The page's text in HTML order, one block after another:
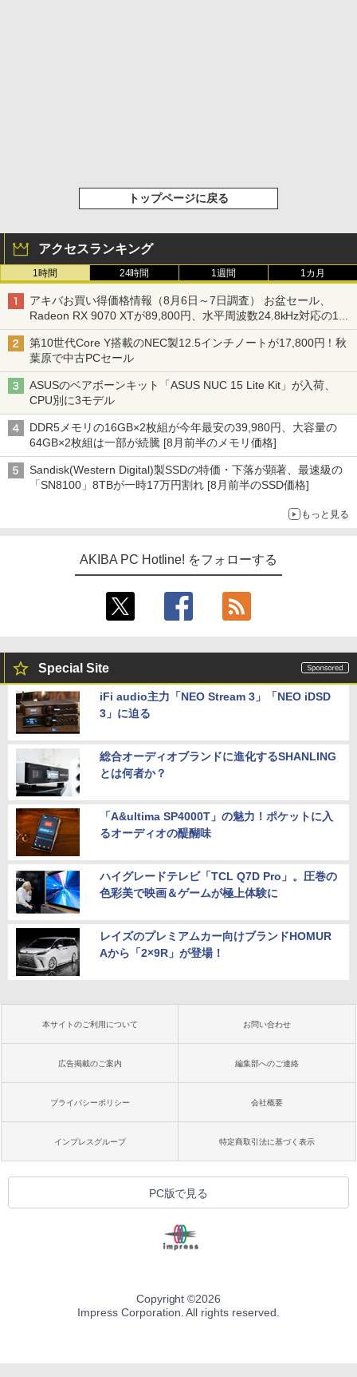
トップページに戻る
アクセスランキング
1時間 24時間 1週間 1カ月
アキバお買い得価格情報（8月6日～7日調査） お盆セール、
Radeon RX 9070 XTが89,800円、水平周波数24.8kHz対応の17
型モニターが9,801円、暑さ指数連動セール ほか
第10世代Core Y搭載のNEC製12.5インチノートが17,800円！秋
葉原で中古PCセール
ASUSのベアボーンキット「ASUS NUC 15 Lite Kit」が入荷、
CPU別に3モデル
DDR5メモリの16GB×2枚組が今年最安の39,980円、大容量の
64GB×2枚組は一部が続騰 [8月前半のメモリ価格]
Sandisk(Western Digital)製SSDの特価・下落が顕著、最速級の
「SN8100」8TBが一時17万円割れ [8月前半のSSD価格]
もっと見る
AKIBA PC Hotline! をフォローする
Special Site
iFi audio主力「NEO Stream 3」「NEO iDSD
3」に迫る
総合オーディオブランドに進化するSHANLING
とは何者か？
「A&ultima SP4000T」の魅力！ポケットに入
るオーディオの醍醐味
ハイグレードテレビ「TCL Q7D Pro」。圧巻の
色彩美で映画＆ゲームが極上体験に
レイズのプレミアムカー向けブランドHOMUR
Aから「2×9R」が登場！
本サイトのご利用について お問い合わせ
広告掲載のご案内 編集部へのご連絡
プライバシーポリシー 会社概要
インプレスグループ 特定商取引法に基づく表示
PC版で見る
Copyright ©2026
Impress Corporation. All rights reserved.